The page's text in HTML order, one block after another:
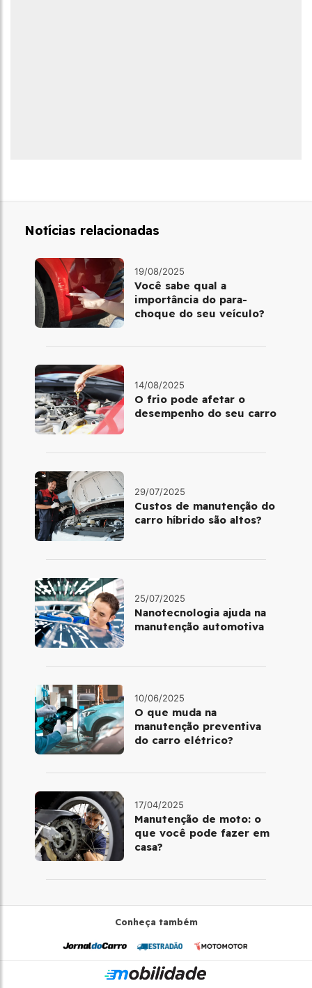
Notícias relacionadas
19/08/2025
Você sabe qual a
importância do para-
choque do seu veículo?
14/08/2025
O frio pode afetar o
desempenho do seu carro
29/07/2025
Custos de manutenção do
carro híbrido são altos?
25/07/2025
Nanotecnologia ajuda na
manutenção automotiva
10/06/2025
O que muda na
manutenção preventiva
do carro elétrico?
17/04/2025
Manutenção de moto: o
que você pode fazer em
casa?
Conheça também